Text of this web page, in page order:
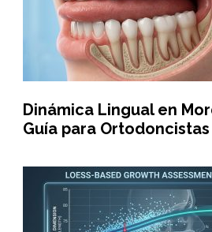
Dinámica Lingual en
Guía para Ortodoncistas